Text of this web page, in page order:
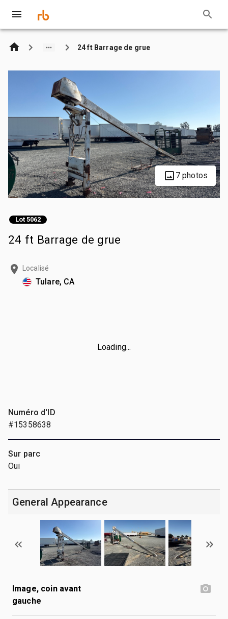
24 ft Barrage de grue
7 photos
Lot 5062
24 ft Barrage de grue
Localisé
Tulare, CA
Loading...
Numéro d'ID
#15358638
Sur parc
Oui
General Appearance
Image, coin avant
gauche